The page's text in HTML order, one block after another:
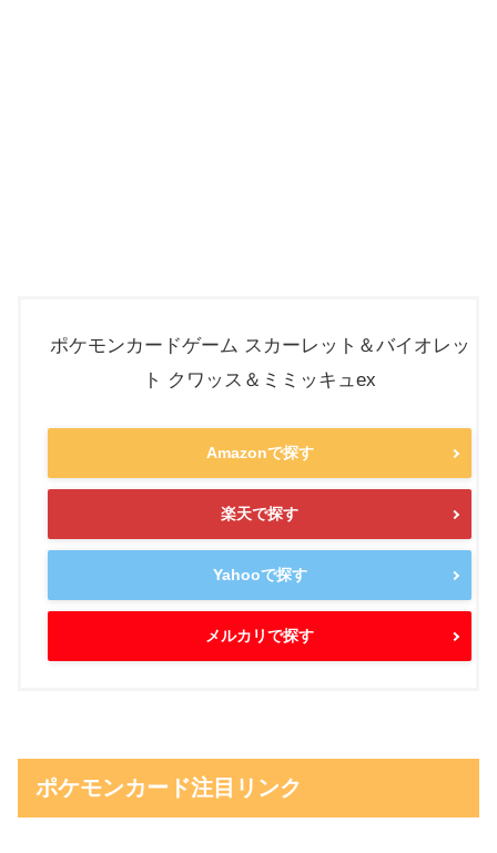
ポケモンカードゲーム スカーレット＆バイオレッ
ト クワッス＆ミミッキュex
Amazonで探す
楽天で探す
Yahooで探す
メルカリで探す
ポケモンカード注目リンク